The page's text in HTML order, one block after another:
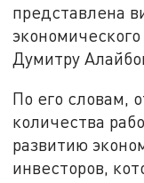
представлена
Думитру
По его словам,
количества
развитию
инвесторов,